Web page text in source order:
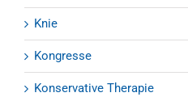
Knie
Kongresse
Konservative Therapie